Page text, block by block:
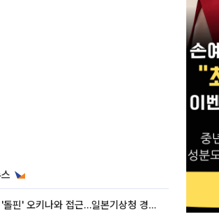
태풍 '돌핀' 오키나와 접근…일본기상청 경로 업데이트